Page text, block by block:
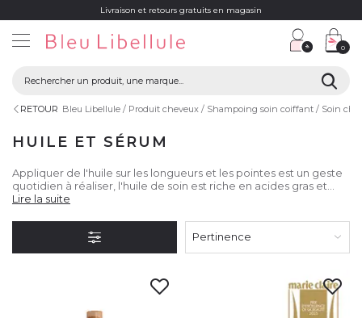
Livraison et retours gratuits en magasin
0
RETOUR Bleu Libellule Produit cheveux Shampoing soin coiffant Soin
HUILE ET SÉRUM
Appliquer de l'huile sur les longueurs et les pointes est un geste
quotidien à réaliser, l'huile de soin est riche en acides gras et
permet d'hydrater, de nourrir et de repulper le cheveu.
Lire la suite
Pertinence